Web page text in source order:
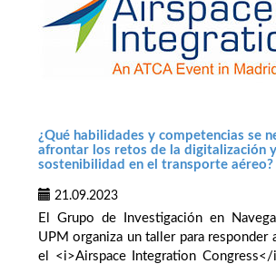
¿Qué habilidades y competencias se
afrontar los retos de la digitalización
sostenibilidad en el transporte aéreo?
21.09.2023
El Grupo de Investigación en
UPM organiza un taller para responder
el <i>Airspace Integration